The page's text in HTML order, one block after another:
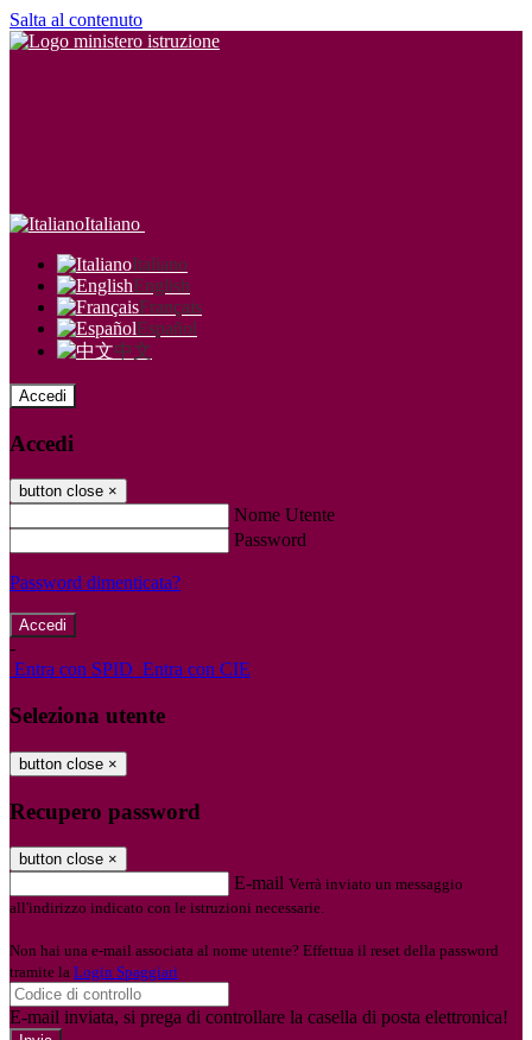
Salta al contenuto
Italiano
Italiano
English
Français
Español
中文
Accedi
Accedi
button close ×
Nome Utente
Password
Password dimenticata?
-
Entra con SPID Entra con CIE
Seleziona utente
button close ×
Recupero password
button close ×
E-mail Verrà inviato un messaggio
all'indirizzo indicato con le istruzioni necessarie.
Non hai una e-mail associata al nome utente? Effettua il reset della password
tramite la Login Spaggiari
E-mail inviata, si prega di controllare la casella di posta elettronica!